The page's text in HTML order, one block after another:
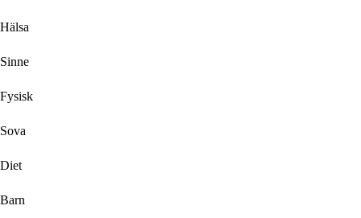
Hälsa
Sinne
Fysisk
Sova
Diet
Barn